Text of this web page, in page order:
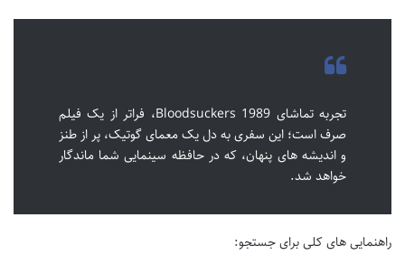
تجربه تماشای Bloodsuckers 1989، فراتر از یک فیلم
صرف است؛ این سفری به دل یک معمای گوتیک، پر از طنز
و اندیشه های پنهان، که در حافظه سینمایی شما ماندگار
خواهد شد.
راهنمایی های کلی برای جستجو: